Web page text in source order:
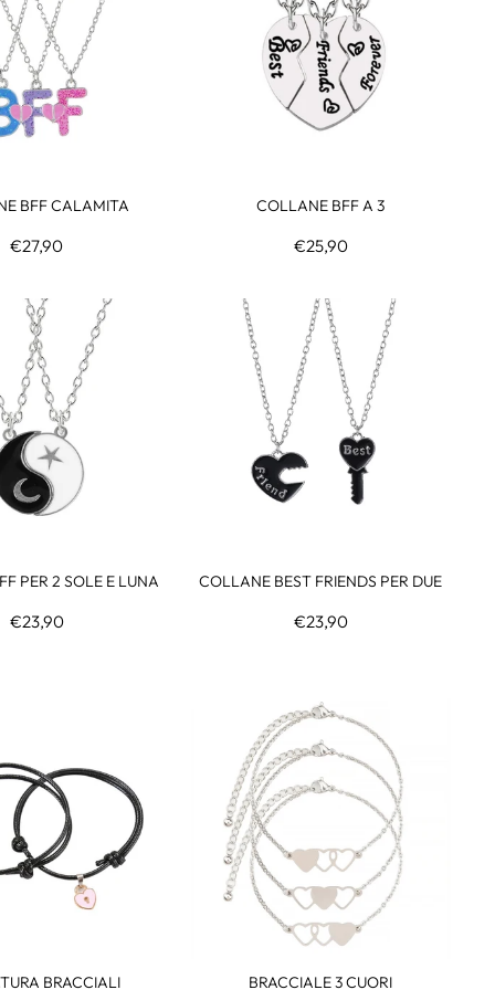
BFF CALAMITA
€27,90
COLLANE BFF A 3
€25,90
PER 2 SOLE E LUNA
€23,90
COLLANE BEST FRIENDS PER DUE
€23,90
BRACCIALI BRACCIALE 3 CUORI